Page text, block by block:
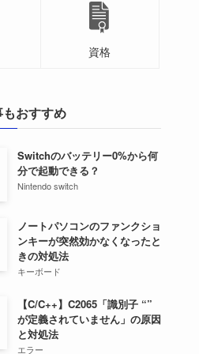
資格
おすすめ
Switchのバッテリー0%から何
分で起動できる？
Nintendo switch
ノートパソコンのファンクショ
ンキーが突然効かなくなったと
きの対処法
キーボード
【C/C++】C2065「識別子 “”
が定義されていません」の原因
と対処法
エラー